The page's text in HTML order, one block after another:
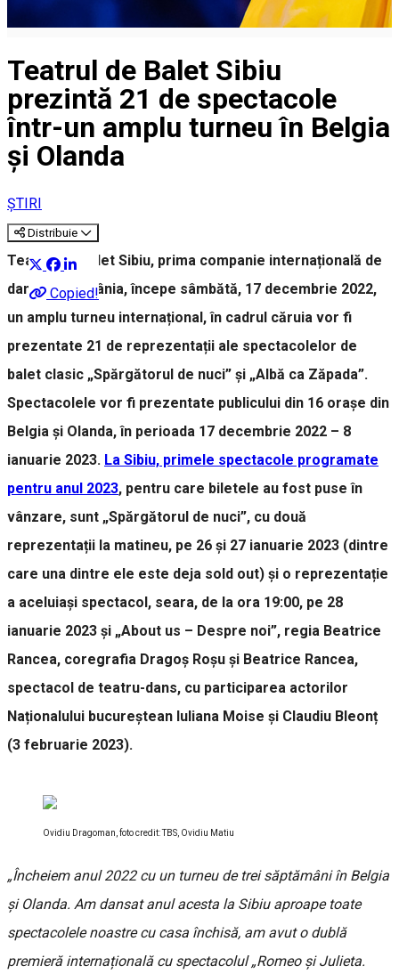
Teatrul de Balet Sibiu
prezintă 21 de spectacole
într-un amplu turneu în Belgia
și Olanda
ȘTIRI
Distribuie
Copied!
Teatrul de Balet Sibiu, prima companie internațională de
dans din România, începe sâmbătă, 17 decembrie 2022,
un amplu turneu internațional, în cadrul căruia vor fi
prezentate 21 de reprezentații ale spectacolelor de
balet clasic „Spărgătorul de nuci” și „Albă ca Zăpada”.
Spectacolele vor fi prezentate publicului din 16 orașe din
Belgia și Olanda, în perioada 17 decembrie 2022 – 8
ianuarie 2023. La Sibiu, primele spectacole programate
pentru anul 2023, pentru care biletele au fost puse în
vânzare, sunt „Spărgătorul de nuci”, cu două
reprezentații la matineu, pe 26 și 27 ianuarie 2023 (dintre
care una dintre ele este deja sold out) și o reprezentație
a aceluiași spectacol, seara, de la ora 19:00, pe 28
ianuarie 2023 și „About us – Despre noi”, regia Beatrice
Rancea, coregrafia Dragoș Roșu și Beatrice Rancea,
spectacol de teatru-dans, cu participarea actorilor
Naționalului bucureștean Iuliana Moise și Claudiu Bleonț
(3 februarie 2023).
Ovidiu Dragoman, foto credit: TBS, Ovidiu Matiu
„Încheiem anul 2022 cu un turneu de trei săptămâni în Belgia
și Olanda. Am dansat anul acesta la Sibiu aproape toate
spectacolele noastre cu casa închisă, am avut o dublă
premieră internațională cu spectacolul „Romeo și Julieta.